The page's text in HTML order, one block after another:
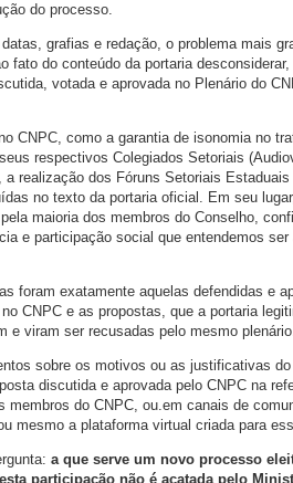
do processo.
grafias e redação, o problema mais
fato do conteúdo da portaria
votada e aprovada no Plenário do
CNPC, como a garantia de isonomia no
respectivos Colegiados Setoriais
realização dos Fóruns Setoriais
no texto da portaria oficial. Em seu
maioria dos membros do Conselho,
e participação social que entendemos
foram exatamente aquelas defendidas e
CNPC e as propostas, que a portaria
e viram ser recusadas pelo mesmo
sobre os motivos ou as justificativas
discutida e aprovada pelo CNPC na
do CNPC, ou.em canais de
mesmo a plataforma virtual criada para
a que serve um novo processo
participação não é acatada pelo